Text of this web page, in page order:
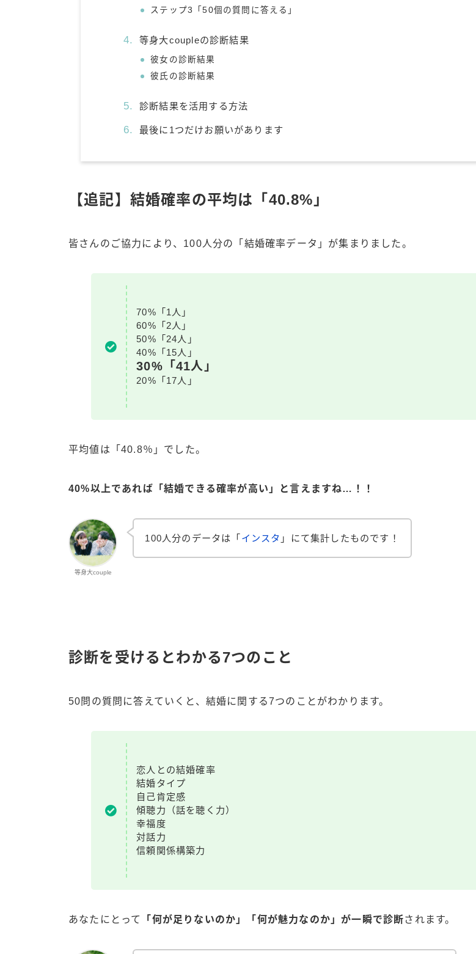
ステップ3「50個の質問に答える」
等身大coupleの診断結果
彼女の診断結果
彼氏の診断結果
診断結果を活用する方法
最後に1つだけお願いがあります
【追記】結婚確率の平均は「40.8%」
皆さんのご協力により、100人分の「結婚確率データ」が集まりました。
70%「1人」
60%「2人」
50%「24人」
40%「15人」
30%「41人」
20%「17人」
平均値は「40.8％」でした。
40%以上であれば「結婚できる確率が高い」と言えますね…！！
等身大couple
100人分のデータは「 インスタ 」にて集計したものです！
診断を受けるとわかる7つのこと
50問の質問に答えていくと、結婚に関する7つのことがわかります。
恋人との結婚確率
結婚タイプ
自己肯定感
傾聴力（話を聴く力）
幸福度
対話力
信頼関係構築力
あなたにとって 「何が足りないのか」「何が魅力なのか」が一瞬で診断されます。